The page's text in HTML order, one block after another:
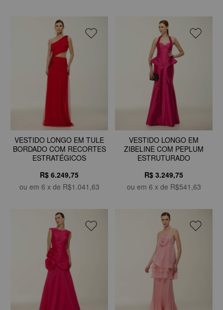
VESTIDO LONGO EM TULE
BORDADO COM RECORTES
ESTRATÉGICOS
R$ 6.249,75
ou em 6 x de R$1.041,63
VESTIDO LONGO EM
ZIBELINE COM PEPLUM
ESTRUTURADO
R$ 3.249,75
ou em 6 x de R$541,63